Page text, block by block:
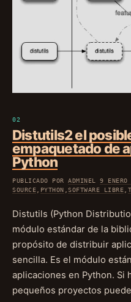
Distutils2 el
empaquetado de
Python
PUBLICADO PORADMINEL9
SOURCE
PYTHON ,SOFTWARE LIBRE
Distutils (Python
módulo estándar de la
propósito de distribuir
sencilla. Es el módulo
aplicaciones en Python. Si
pequeños proyectos